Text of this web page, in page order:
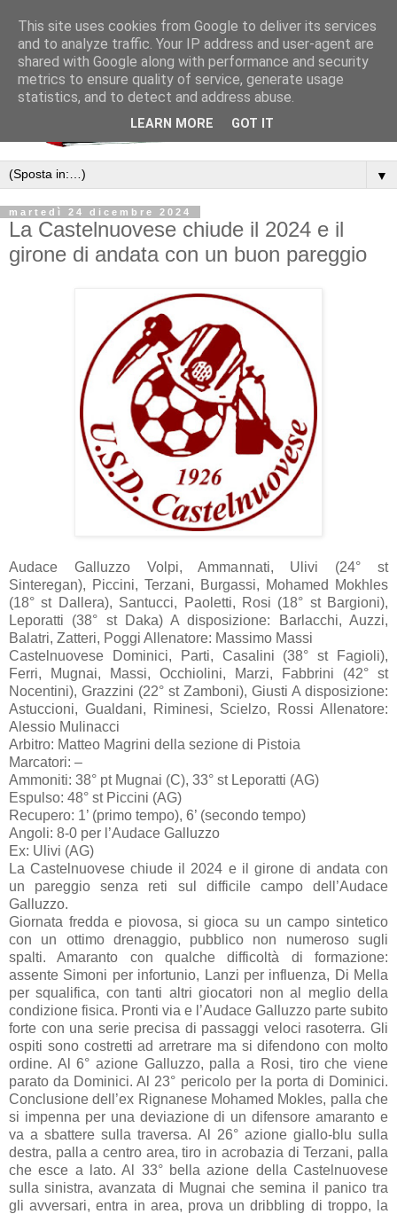
▼
martedì 24 dicembre 2024
La Castelnuovese chiude il 2024 e il
girone di andata con un buon pareggio
Audace Galluzzo Volpi, Ammannati, Ulivi (24° st
Sinteregan), Piccini, Terzani, Burgassi, Mohamed Mokhles
(18° st Dallera), Santucci, Paoletti, Rosi (18° st Bargioni),
Leporatti (38° st Daka) A disposizione: Barlacchi, Auzzi,
Balatri, Zatteri, Poggi Allenatore: Massimo Massi
Castelnuovese Dominici, Parti, Casalini (38° st Fagioli),
Ferri, Mugnai, Massi, Occhiolini, Marzi, Fabbrini (42° st
Nocentini), Grazzini (22° st Zamboni), Giusti A disposizione:
Astuccioni, Gualdani, Riminesi, Scielzo, Rossi Allenatore:
Alessio Mulinacci
Arbitro: Matteo Magrini della sezione di Pistoia
Marcatori: –
Ammoniti: 38° pt Mugnai (C), 33° st Leporatti (AG)
Espulso: 48° st Piccini (AG)
Recupero: 1’ (primo tempo), 6’ (secondo tempo)
Angoli: 8-0 per l’Audace Galluzzo
Ex: Ulivi (AG)
La Castelnuovese chiude il 2024 e il girone di andata con
un pareggio senza reti sul difficile campo dell’Audace
Galluzzo.
Giornata fredda e piovosa, si gioca su un campo sintetico
con un ottimo drenaggio, pubblico non numeroso sugli
spalti. Amaranto con qualche difficoltà di formazione:
assente Simoni per infortunio, Lanzi per influenza, Di Mella
per squalifica, con tanti altri giocatori non al meglio della
condizione fisica. Pronti via e l’Audace Galluzzo parte subito
forte con una serie precisa di passaggi veloci rasoterra. Gli
ospiti sono costretti ad arretrare ma si difendono con molto
ordine. Al 6° azione Galluzzo, palla a Rosi, tiro che viene
parato da Dominici. Al 23° pericolo per la porta di Dominici.
Conclusione dell’ex Rignanese Mohamed Mokles, palla che
si impenna per una deviazione di un difensore amaranto e
va a sbattere sulla traversa. Al 26° azione giallo-blu sulla
destra, palla a centro area, tiro in acrobazia di Terzani, palla
che esce a lato. Al 33° bella azione della Castelnuovese
sulla sinistra, avanzata di Mugnai che semina il panico tra
gli avversari, entra in area, prova un dribbling di troppo, la
This site uses cookies from Google to deliver its services
and to analyze traffic. Your IP address and user-agent are
shared with Google along with performance and security
metrics to ensure quality of service, generate usage
statistics, and to detect and address abuse.
LEARN MORE GOT IT